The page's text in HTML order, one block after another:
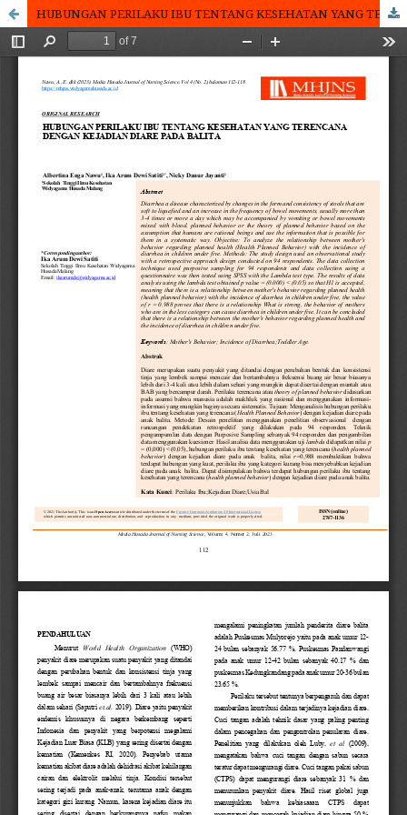
HUBUNGAN PERILAKU IBU TENTANG KESEHATAN YANG TERENCANA (HEALTH PLANNED BEHAVIOR) DENGAN KEJADIAN DIARE PADA ANAK BALITA